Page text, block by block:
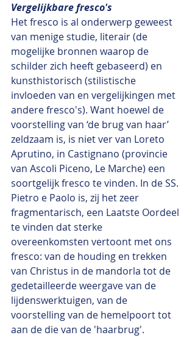
Vergelijkbare fresco's
Het fresco is al onderwerp geweest
van menige studie, literair (de
mogelijke bronnen waarop de
schilder zich heeft gebaseerd) en
kunsthistorisch (stilistische
invloeden van en vergelijkingen met
andere fresco's). Want hoewel de
voorstelling van ‘de brug van haar’
zeldzaam is, is niet ver van Loreto
Aprutino, in Castignano (provincie
van Ascoli Piceno, Le Marche) een
soortgelijk fresco te vinden. In de SS.
Pietro e Paolo is, zij het zeer
fragmentarisch, een Laatste Oordeel
te vinden dat sterke
overeenkomsten vertoont met ons
fresco: van de houding en trekken
van Christus in de mandorla tot de
gedetailleerde weergave van de
lijdenswerktuigen, van de
voorstelling van de hemelpoort tot
aan de die van de 'haarbrug'.